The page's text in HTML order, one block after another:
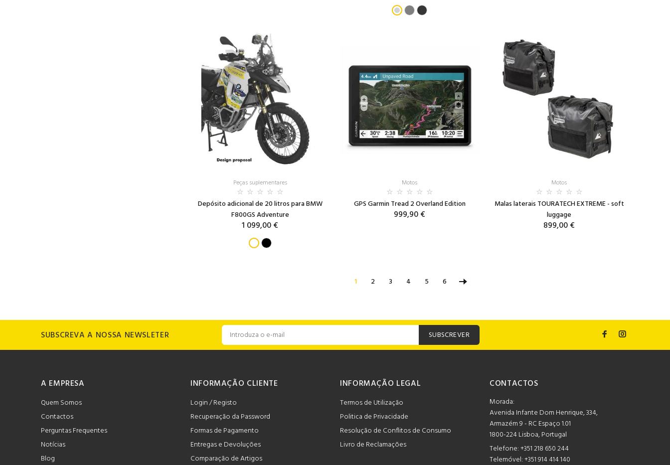
Peças suplementares
Depósito adicional de 20 litros para BMW
F800GS Adventure
1 099,00 €
Motos
GPS Garmin Tread 2 Overland Edition
999,90 €
Motos
Malas laterais TOURATECH EXTREME - soft
luggage
899,00 €
1 2 3 4 5 6
SUBSCREVA A NOSSA NEWSLETER SUBSCREVER
A EMPRESA
Quem Somos
Contactos
Perguntas Frequentes
Notícias
Blog
INFORMAÇÃO CLIENTE
Login / Registo
Recuperação da Password
Formas de Pagamento
Entregas e Devoluções
Comparação de Artigos
INFORMAÇÃO LEGAL
Termos de Utilização
Politica de Privacidade
Resolução de Conflitos de Consumo
Livro de Reclamações
CONTACTOS
Morada:
Avenida Infante Dom Henrique, 334,
Armazém 9 - RC Espaço 1.01
1800-224 Lisboa, Portugal
Telefone:+351 218 650 244
Telemóvel: +351 914 414 140